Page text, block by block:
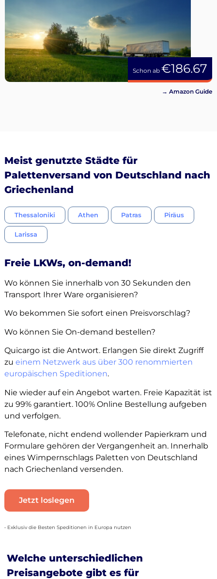
Schon ab €186.67
→ Amazon Guide
Meist genutzte Städte für
Palettenversand von Deutschland nach
Griechenland
Thessaloniki Athen Patras Piräus
Larissa
Freie LKWs, on-demand!
Wo können Sie innerhalb von 30 Sekunden den
Transport Ihrer Ware organisieren?
Wo bekommen Sie sofort einen Preisvorschlag?
Wo können Sie On-demand bestellen?
Quicargo ist die Antwort. Erlangen Sie direkt Zugriff
zu einem Netzwerk aus über 300 renommierten
europäischen Speditionen.
Nie wieder auf ein Angebot warten. Freie Kapazität ist
zu 99% garantiert. 100% Online Bestellung aufgeben
und verfolgen.
Telefonate, nicht endend wollender Papierkram und
Formulare gehören der Vergangenheit an. Innerhalb
eines Wimpernschlags Paletten von Deutschland
nach Griechenland versenden.
Jetzt loslegen
• Exklusiv die Besten Speditionen in Europa nutzen
Welche unterschiedlichen
Preisangebote gibt es für